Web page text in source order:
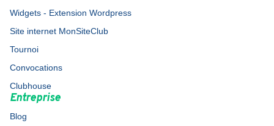
Widgets - Extension Wordpress
Site internet MonSiteClub
Tournoi
Convocations
Clubhouse
Entreprise
Blog